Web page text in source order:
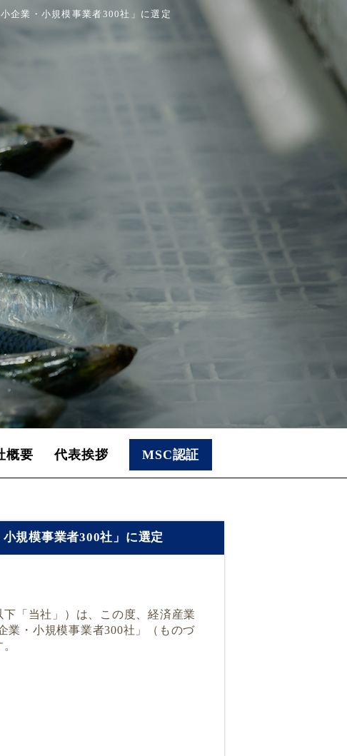
企業・小規模事業者300社」に選定
概要 代表挨拶 MSC認証
規模事業者300社」に選定
「当社」）は、この度、経済産業
業・小規模事業者300社」（ものづ